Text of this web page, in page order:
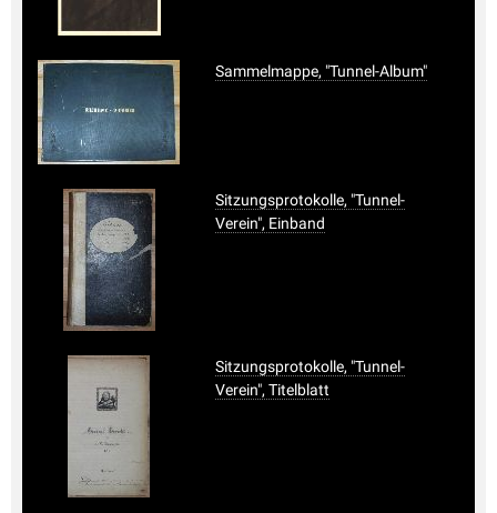
Sammelmappe, "Tunnel-Album"
Sitzungsprotokolle, "Tunnel-
Verein", Einband
Sitzungsprotokolle, "Tunnel-
Verein", Titelblatt